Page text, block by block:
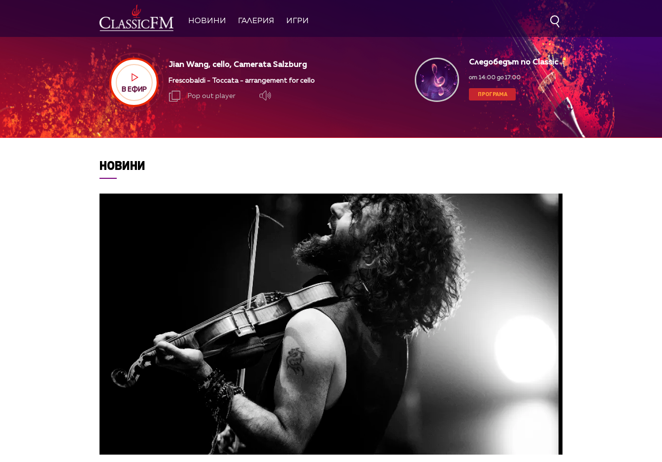
НОВИНИ ГАЛЕРИЯ ИГРИ
В ЕФИР
Jian Wang, cello, Camerata Salzburg
Frescobaldi - Toccata - arrangement for cello
Pop out player
Следобедът по Classic
от 14:00 до 17:00
ПРОГРАМА
НОВИНИ